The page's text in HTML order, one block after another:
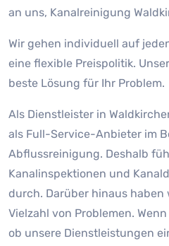
an uns, Kanalreinigung
Wir gehen individuell auf
eine flexible Preispolitik.
beste Lösung für Ihr Problem.
Als Dienstleister in
als Full-Service-Anbieter im
Abflussreinigung. Deshalb
Kanalinspektionen und
durch. Darüber hinaus
Vielzahl von Problemen.
ob unsere Dienstleistungen